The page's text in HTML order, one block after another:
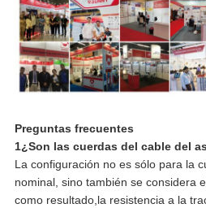
Preguntas frecuentes
1¿Son las cuerdas del cable del
La configuración no es sólo para la
nominal, sino también se considera
como resultado,la resistencia a la